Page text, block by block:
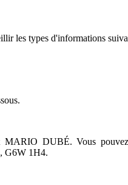
les types d'informations
DUBÉ. Vous
G6W 1H4.